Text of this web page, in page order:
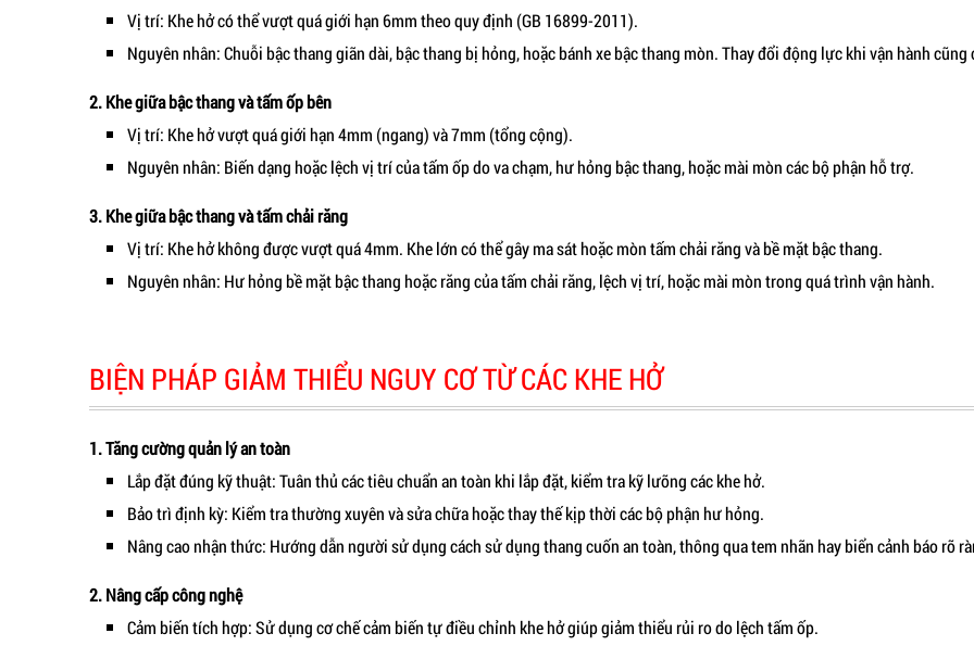
Vị trí: Khe hở có thể vượt quá giới hạn 6mm theo quy định (GB 16899-2011).
Nguyên nhân: Chuỗi bậc thang giãn dài, bậc thang bị hỏng, hoặc bánh xe bậc thang mòn. Thay đổi động lực khi vận hành
2. Khe giữa bậc thang và tấm ốp bên
Vị trí: Khe hở vượt quá giới hạn 4mm (ngang) và 7mm (tổng cộng).
Nguyên nhân: Biến dạng hoặc lệch vị trí của tấm ốp do va chạm, hư hỏng bậc thang, hoặc mài mòn các bộ phận hỗ trợ.
3. Khe giữa bậc thang và tấm chải răng
Vị trí: Khe hở không được vượt quá 4mm. Khe lớn có thể gây ma sát hoặc mòn tấm chải răng và bề mặt bậc thang.
Nguyên nhân: Hư hỏng bề mặt bậc thang hoặc răng của tấm chải răng, lệch vị trí, hoặc mài mòn trong quá trình vận hành.
BIỆN PHÁP GIẢM THIỂU NGUY CƠ TỪ CÁC KHE HỞ
1. Tăng cường quản lý an toàn
Lắp đặt đúng kỹ thuật: Tuân thủ các tiêu chuẩn an toàn khi lắp đặt, kiểm tra kỹ lưỡng các khe hở.
Bảo trì định kỳ: Kiểm tra thường xuyên và sửa chữa hoặc thay thế kịp thời các bộ phận hư hỏng.
Nâng cao nhận thức: Hướng dẫn người sử dụng cách sử dụng thang cuốn an toàn, thông qua tem nhãn hay biển cảnh báo rõ
2. Nâng cấp công nghệ
Cảm biến tích hợp: Sử dụng cơ chế cảm biến tự điều chỉnh khe hở giúp giảm thiểu rủi ro do lệch tấm ốp.